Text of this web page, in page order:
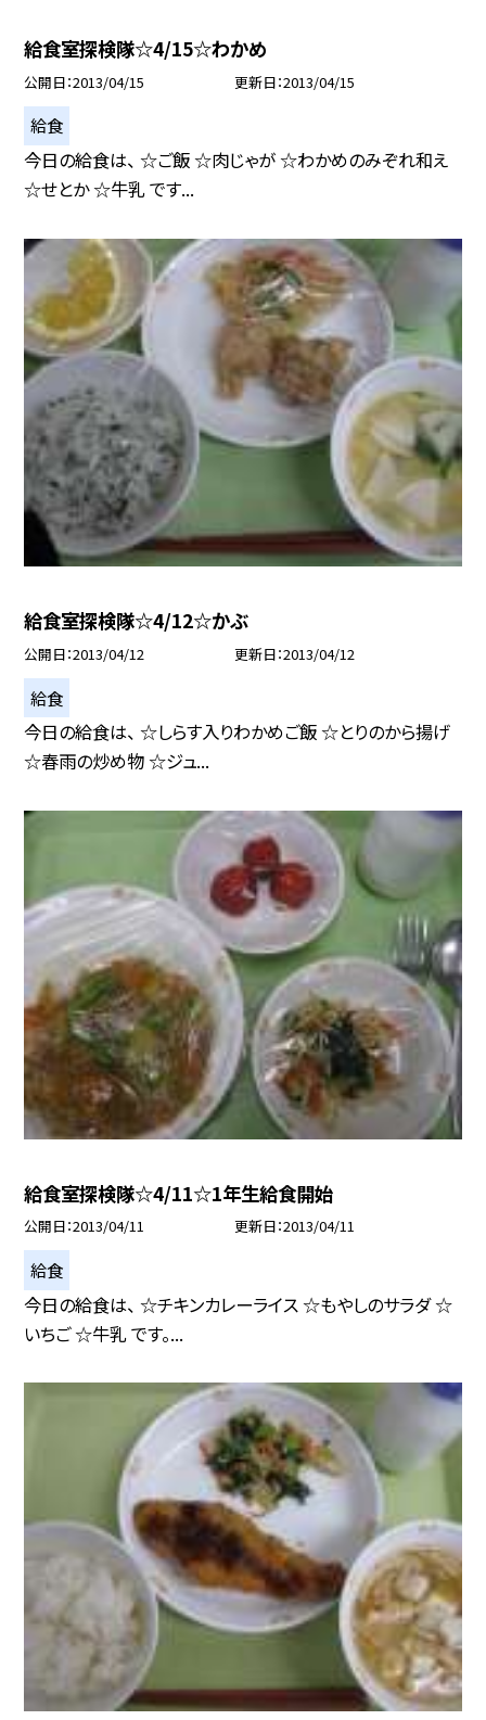
給食室探検隊☆4/15☆わかめ
公開日 2013/04/15 更新日 2013/04/15
給食
今日の給食は、 ☆ご飯 ☆肉じゃが ☆わかめのみぞれ和え
☆せとか ☆牛乳 です...
給食室探検隊☆4/12☆かぶ
公開日 2013/04/12 更新日 2013/04/12
給食
今日の給食は、 ☆しらす入りわかめご飯 ☆とりのから揚げ
☆春雨の炒め物 ☆ジュ...
給食室探検隊☆4/11☆1年生給食開始
公開日 2013/04/11 更新日 2013/04/11
給食
今日の給食は、 ☆チキンカレーライス ☆もやしのサラダ ☆
いちご ☆牛乳 です。...